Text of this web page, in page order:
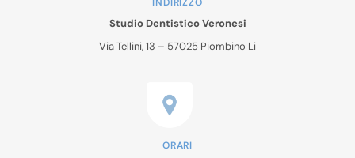
Studio Dentistico Veronesi
Via Tellini, 13 – 57025 Piombino Li
ORARI